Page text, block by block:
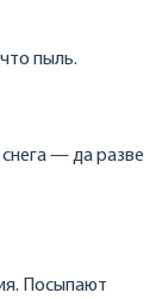
пыль.
— да разве
Посыпают